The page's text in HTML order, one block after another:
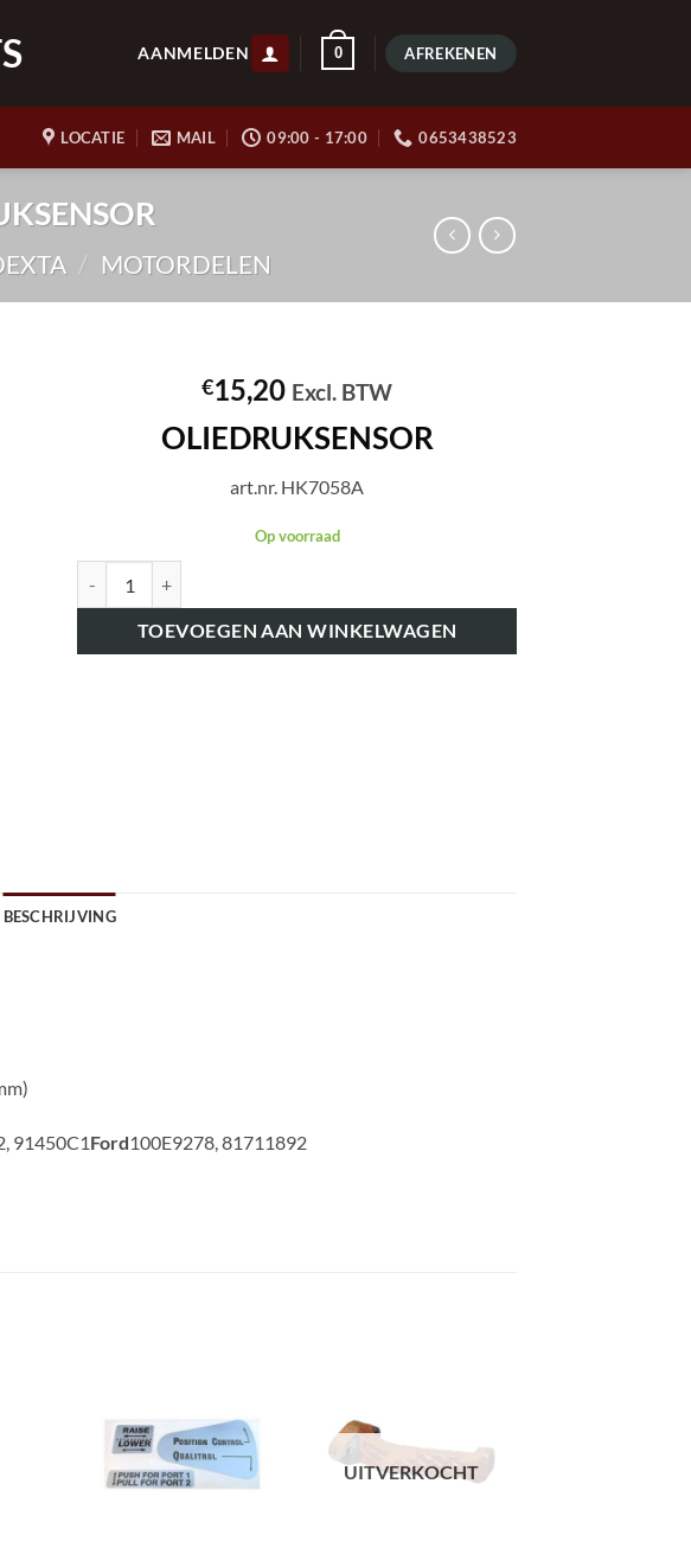
AANMELDEN 0 AFREKENEN
LOCATIE MAIL 09:00 - 17:00 0653438523
/ MOTORDELEN
€15,20 Excl. BTW
OLIEDRUKSENSOR
art.nr. HK7058A
Op voorraad
TOEVOEGEN AAN WINKELWAGEN
BESCHRIJVING
91450C1Ford100E9278, 81711892
UITVERKOCHT